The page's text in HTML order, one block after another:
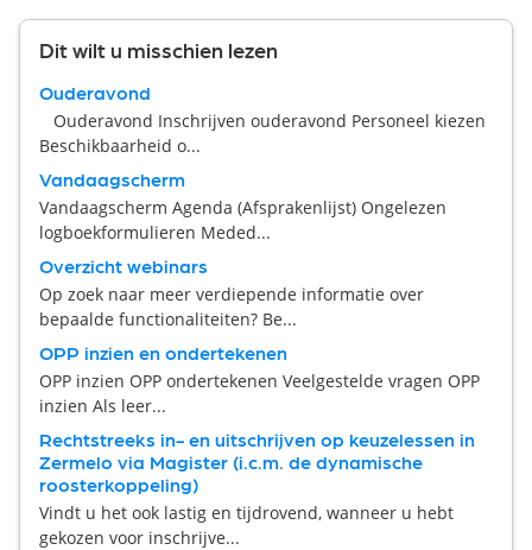
Dit wilt u misschien lezen
Ouderavond
Ouderavond Inschrijven ouderavond Personeel kiezen
Beschikbaarheid o...
Vandaagscherm
Vandaagscherm Agenda (Afsprakenlijst) Ongelezen
logboekformulieren Meded...
Overzicht webinars
Op zoek naar meer verdiepende informatie over
bepaalde functionaliteiten? Be...
OPP inzien en ondertekenen
OPP inzien OPP ondertekenen Veelgestelde vragen OPP
inzien Als leer...
Rechtstreeks in- en uitschrijven op keuzelessen in
Zermelo via Magister (i.c.m. de dynamische
roosterkoppeling)
Vindt u het ook lastig en tijdrovend, wanneer u hebt
gekozen voor inschrijve...